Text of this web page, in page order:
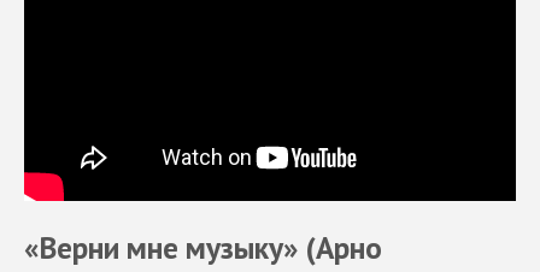
«Верни мне музыку» (Арно